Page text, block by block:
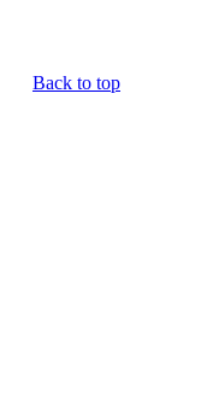
Back to top